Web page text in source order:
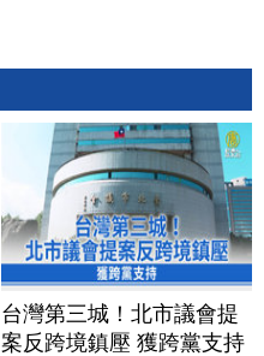
台灣第三城！北市議會提
案反跨境鎮壓 獲跨黨支持